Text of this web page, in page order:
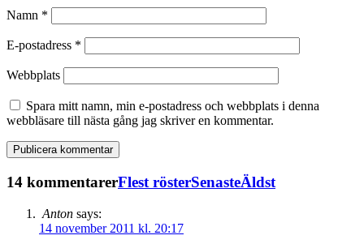
Namn *
E-postadress *
Webbplats
Spara mitt namn, min e-postadress och webbplats i denna
webbläsare till nästa gång jag skriver en kommentar.
14 kommentarerFlest rösterSenasteÄldst
Anton says:
14 november 2011 kl. 20:17